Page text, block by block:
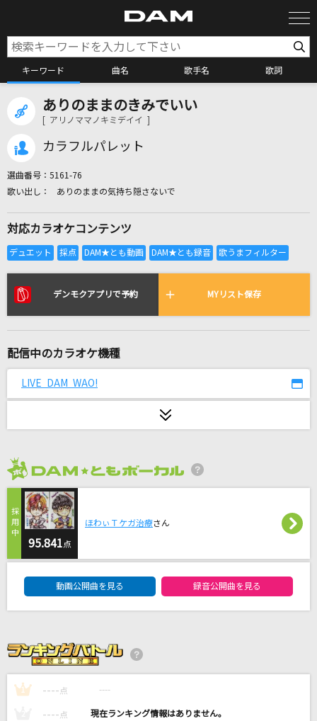
キーワード 曲名 歌手名 歌詞
カラオケ検索
全国りれき
リアルタイムで歌われている曲の一覧
PLAY
真・運命
月島きらり starring 久住小春(モーニング娘。)
隣で
BOW AND ARROW(ビデオクリップバージョン)
米津玄師
流星ロケット
アンティック-珈琲店-
Ti Amo
ありのままのきみでいい
[ アリノママノキミデイイ ]
カラフルパレット
選曲番号： 5161-76
ありのままの気持ち隠さないで
対応カラオケコンテンツ
デンモクアプリで予約 MYリスト保存
配信中のカラオケ機種
LIVE DAM WAO!
95.841 点
ほわぃＴケガ治療さん
動画公開曲を見る 録音公開曲を見る
1 ---- 点 ----
---- 点 ----